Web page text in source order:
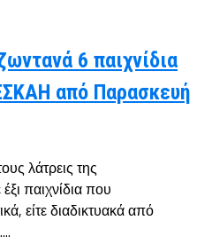
6 παιχνίδια
από Παρασκευή
λάτρεις της
παιχνίδια που
είτε διαδικτυακά από